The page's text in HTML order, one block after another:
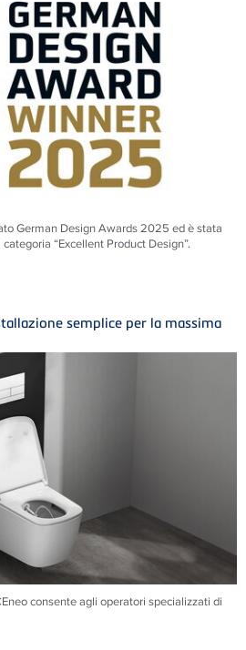
German Design Awards 2025 ed è stata
“Excellent Product Design”.
semplice per la massima
neo consente agli operatori specializzati di